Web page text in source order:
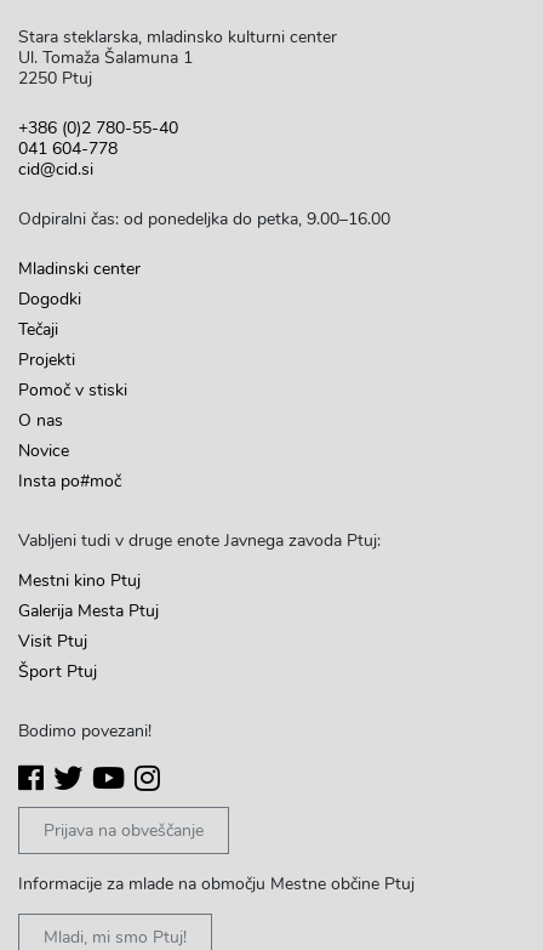
Stara steklarska, mladinsko kulturni center
Ul. Tomaža Šalamuna 1
2250 Ptuj
+386 (0)2 780-55-40
041 604-778
cid@cid.si
Odpiralni čas: od ponedeljka do petka, 9.00–16.00
Mladinski center
Dogodki
Tečaji
Projekti
Pomoč v stiski
O nas
Novice
Insta po#moč
Vabljeni tudi v druge enote Javnega zavoda Ptuj:
Mestni kino Ptuj
Galerija Mesta Ptuj
Visit Ptuj
Šport Ptuj
Bodimo povezani!
Prijava na obveščanje
Informacije za mlade na območju Mestne občine Ptuj
Mladi, mi smo Ptuj!